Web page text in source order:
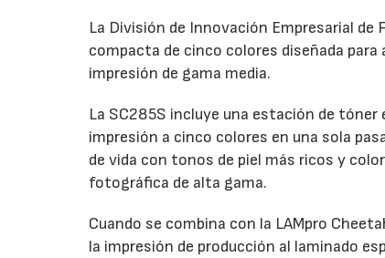
La División de Innovación Empresarial
compacta de cinco colores diseñada
impresión de gama media.
La SC285S incluye una estación de
impresión a cinco colores en una sola
de vida con tonos de piel más ricos y
fotográfica de alta gama.
Cuando se combina con la LAMpro
la impresión de producción al laminado